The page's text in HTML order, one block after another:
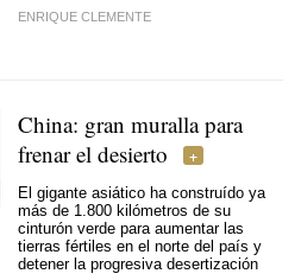
ENRIQUE CLEMENTE
China: gran muralla para
frenar el desierto
El gigante asiático ha construído ya
más de 1.800 kilómetros de su
cinturón verde para aumentar las
tierras fértiles en el norte del país y
detener la progresiva desertización